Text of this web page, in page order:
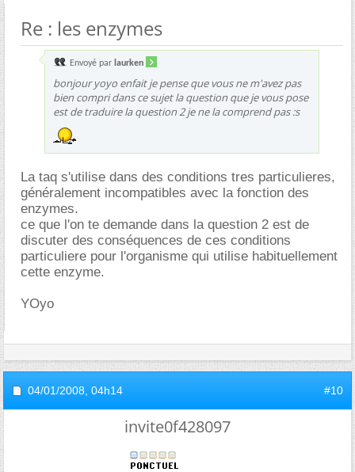
Re : les enzymes
Envoyé par laurken
bonjour yoyo enfait je pense que vous ne m'avez pas
bien compri dans ce sujet la question que je vous pose
est de traduire la question 2 je ne la comprend pas :s
La taq s'utilise dans des conditions tres particulieres,
généralement incompatibles avec la fonction des
enzymes.
ce que l'on te demande dans la question 2 est de
discuter des conséquences de ces conditions
particuliere pour l'organisme qui utilise habituellement
cette enzyme.
YOyo
04/01/2008, 04h14 #10
invite0f428097